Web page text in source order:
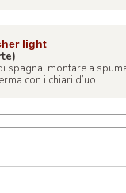
light
spagna, montare a
con i chiari d’uo ...